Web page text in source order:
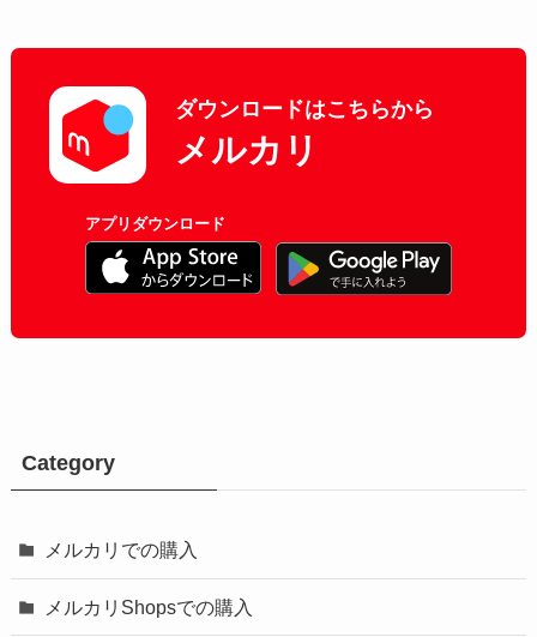
ダウンロードはこちらから
メルカリ
アプリダウンロード
Category
メルカリでの購入
メルカリShopsでの購入